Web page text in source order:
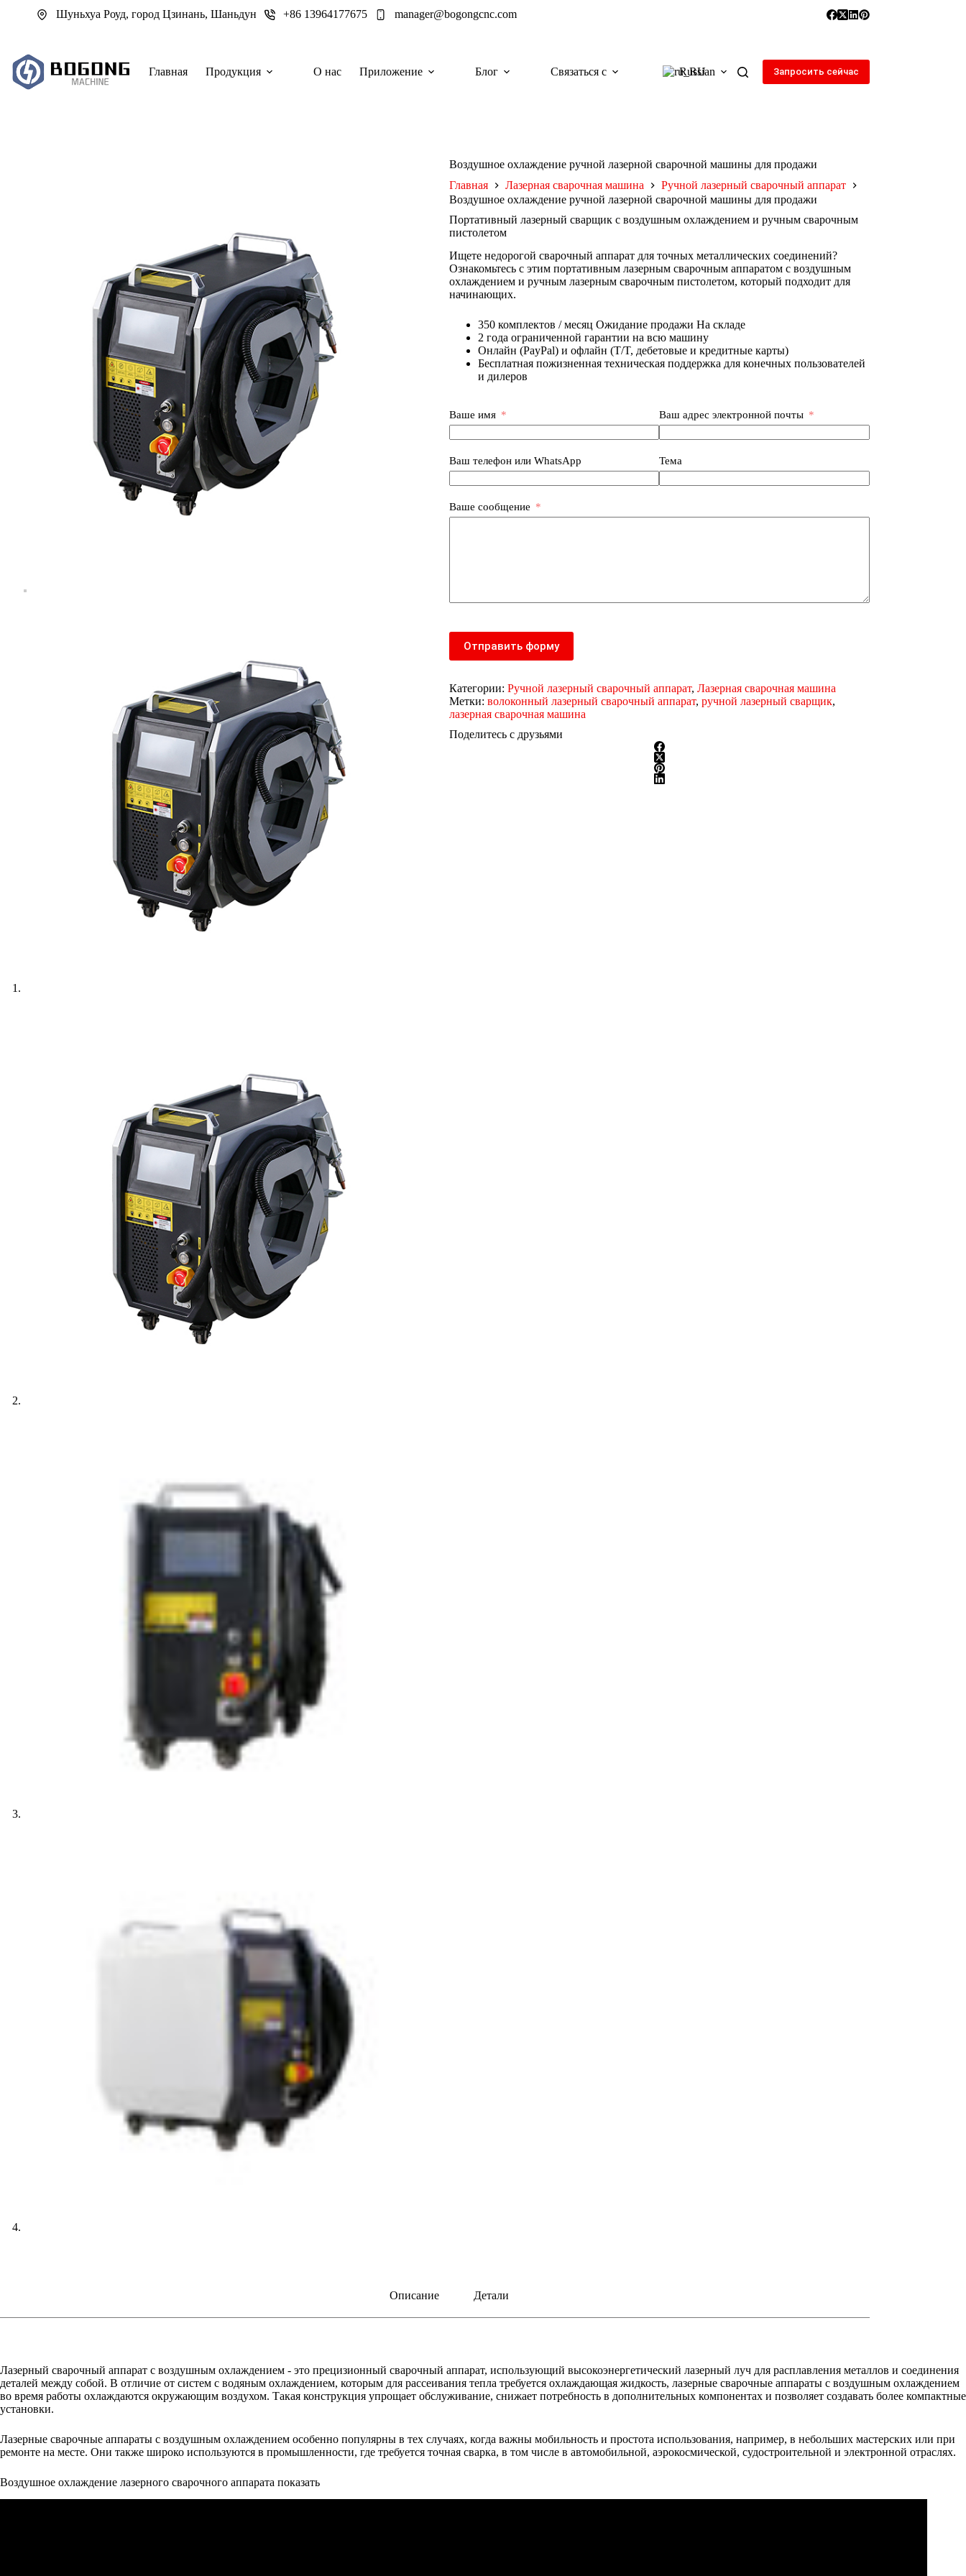
Шуньхуа Роуд, город Цзинань, Шаньдун +86 13964177675 manager@bogongcnc.com
Главная Продукция О нас Приложение Блог Связаться с Russian Запросить сейчас
Воздушное охлаждение ручной лазерной сварочной машины для продажи
Главная
Лазерная сварочная машина
Ручной лазерный сварочный аппарат
Воздушное охлаждение ручной лазерной сварочной машины для продажи
Портативный лазерный сварщик с воздушным охлаждением и ручным сварочным
пистолетом
Ищете недорогой сварочный аппарат для точных металлических соединений?
Ознакомьтесь с этим портативным лазерным сварочным аппаратом с воздушным
охлаждением и ручным лазерным сварочным пистолетом, который подходит для
начинающих.
350 комплектов / месяц Ожидание продажи На складе
2 года ограниченной гарантии на всю машину
Онлайн (PayPal) и офлайн (T/T, дебетовые и кредитные карты)
Бесплатная пожизненная техническая поддержка для конечных пользователей
и дилеров
Ваше имя Ваш адрес электронной почты
Ваш телефон или WhatsApp Тема
Ваше сообщение
Отправить форму
Категории: Ручной лазерный сварочный аппарат, Лазерная сварочная машина
Метки: волоконный лазерный сварочный аппарат, ручной лазерный сварщик,
лазерная сварочная машина
Поделитесь с друзьями
Описание Детали
Лазерный сварочный аппарат с воздушным охлаждением - это прецизионный сварочный аппарат, использующий высокоэнергетический лазерный луч для расплавления металлов и соединения
деталей между собой. В отличие от систем с водяным охлаждением, которым для рассеивания тепла требуется охлаждающая жидкость, лазерные сварочные аппараты с воздушным охлаждением
во время работы охлаждаются окружающим воздухом. Такая конструкция упрощает обслуживание, снижает потребность в дополнительных компонентах и позволяет создавать более компактные
установки.
Лазерные сварочные аппараты с воздушным охлаждением особенно популярны в тех случаях, когда важны мобильность и простота использования, например, в небольших мастерских или при
ремонте на месте. Они также широко используются в промышленности, где требуется точная сварка, в том числе в автомобильной, аэрокосмической, судостроительной и электронной отраслях.
Воздушное охлаждение лазерного сварочного аппарата показать